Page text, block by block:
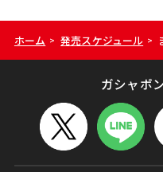
ホーム > 発売スケジュール >
ガシャポ